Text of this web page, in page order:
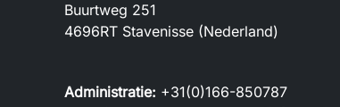
Buurtweg 251
4696RT Stavenisse (Nederland)
Administratie: +31(0)166-850787